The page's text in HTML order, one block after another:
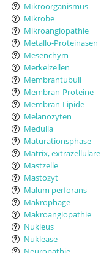
Mikroorganismus
Mikrobe
Mikroangiopathie
Metallo-Proteinasen
Mesenchym
Merkelzellen
Membrantubuli
Membran-Proteine
Membran-Lipide
Melanozyten
Medulla
Maturationsphase
Matrix, extrazelluläre
Mastzelle
Mastozyt
Malum perforans
Makrophage
Makroangiopathie
Nukleus
Nuklease